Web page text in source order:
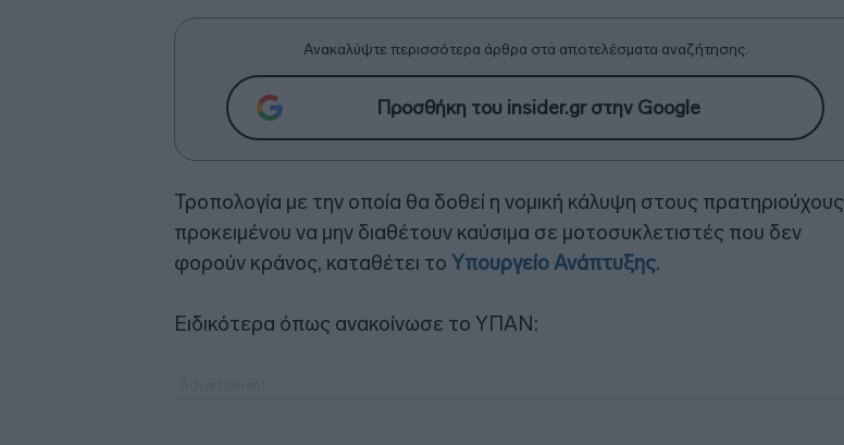
Ανακαλύψτε περισσότερα άρθρα στα αποτελέσματα αναζήτησης.
Προσθήκη του insider.gr στην Google
Τροπολογία με την οποία θα δοθεί η νομική κάλυψη στους πρατηριούχους
προκειμένου να μην διαθέτουν καύσιμα σε μοτοσυκλετιστές που δεν
φορούν κράνος, καταθέτει το Υπουργείο Ανάπτυξης.
Ειδικότερα όπως ανακοίνωσε το ΥΠΑΝ: